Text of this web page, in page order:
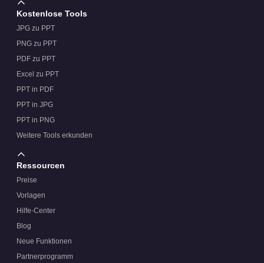
Kostenlose Tools
JPG zu PPT
PNG zu PPT
PDF zu PPT
Excel zu PPT
PPT in PDF
PPT in JPG
PPT in PNG
Weitere Tools erkunden
Ressourcen
Preise
Vorlagen
Hilfe-Center
Blog
Neue Funktionen
Partnerprogramm